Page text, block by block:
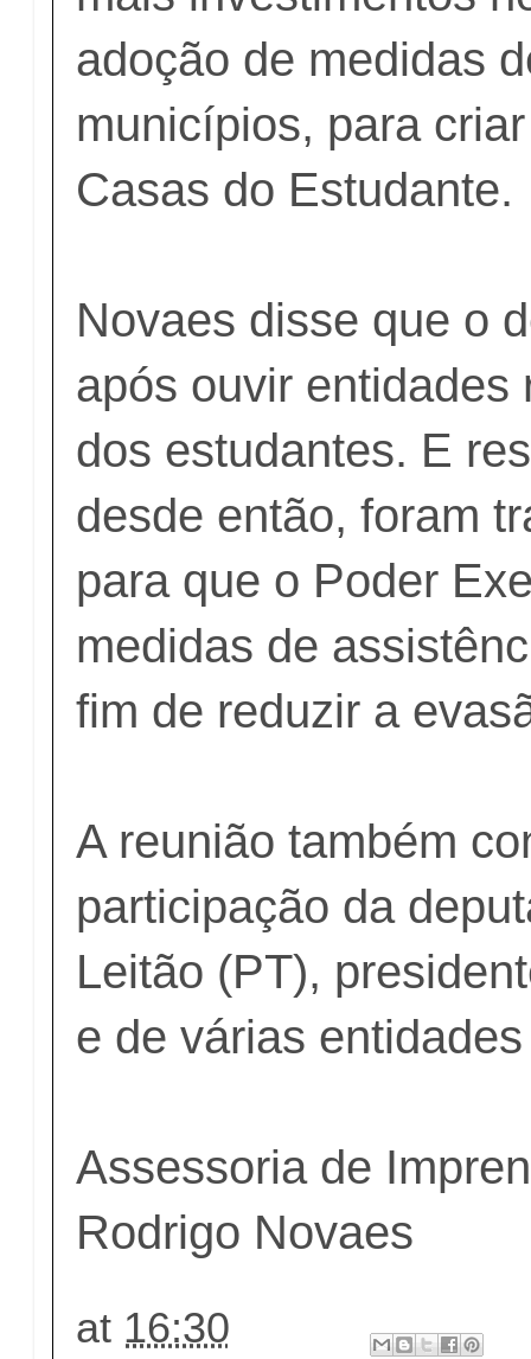
adoção de medidas
municípios, para
Casas do Estudante.
Novaes disse que o
após ouvir entidades
dos estudantes. E
desde então, foram
para que o Poder
medidas de
fim de reduzir a
A reunião também
participação da
Leitão (PT),
e de várias
Assessoria de
Rodrigo Novaes
at 16:30